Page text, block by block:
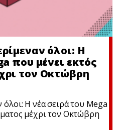
όλοι: Η
που μένει εκτός
τον Οκτώβρη
Η νέα σειρά του Mega
μέχρι τον Οκτώβρη